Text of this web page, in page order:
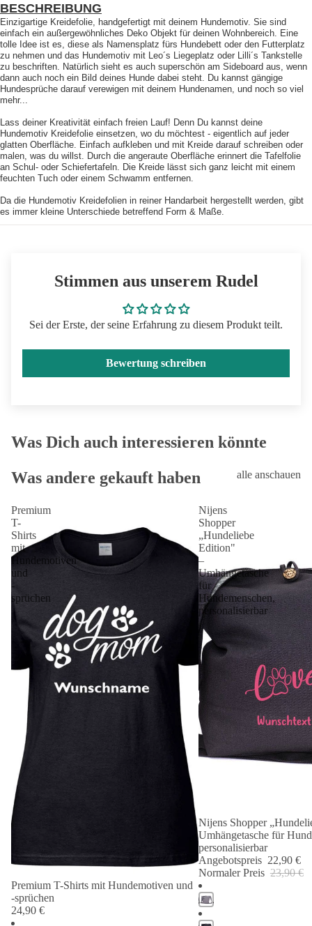
BESCHREIBUNG
Einzigartige Kreidefolie, handgefertigt mit deinem Hundemotiv. Sie sind
einfach ein außergewöhnliches Deko Objekt für deinen Wohnbereich. Eine
tolle Idee ist es, diese als Namensplatz fürs Hundebett oder den Futterplatz
zu nehmen und das Hundemotiv mit Leo´s Liegeplatz oder Lilli´s Tankstelle
zu beschriften. Natürlich sieht es auch superschön am Sideboard aus, wenn
dann auch noch ein Bild deines Hunde dabei steht. Du kannst gängige
Hundesprüche darauf verewigen mit deinem Hundenamen, und noch so viel
mehr...
Lass deiner Kreativität einfach freien Lauf! Denn Du kannst deine
Hundemotiv Kreidefolie einsetzen, wo du möchtest - eigentlich auf jeder
glatten Oberfläche. Einfach aufkleben und mit Kreide darauf schreiben oder
malen, was du willst. Durch die angeraute Oberfläche erinnert die Tafelfolie
an Schul- oder Schiefertafeln. Die Kreide lässt sich ganz leicht mit einem
feuchten Tuch oder einem Schwamm entfernen.
Da die Hundemotiv Kreidefolien in reiner Handarbeit hergestellt werden, gibt
es immer kleine Unterschiede betreffend Form & Maße.
Stimmen aus unserem Rudel
Sei der Erste, der seine Erfahrung zu diesem Produkt teilt.
Bewertung schreiben
Was Dich auch interessieren könnte
Was andere gekauft haben
alle anschauen
Premium
T-
Shirts
mit
Hundemotiven
und
-
sprüchen
Premium T-Shirts mit Hundemotiven und
-sprüchen
24,90 €
Nijens
Shopper
„Hundeliebe
Edition"
–
Umhängetasche
für
Hundemenschen,
personalisierbar
Angebot 🐾
Nijens Shopper
Umhängetasche für
personalisierbar
Angebotspreis 22,90 €
Normaler Preis 23,90 €